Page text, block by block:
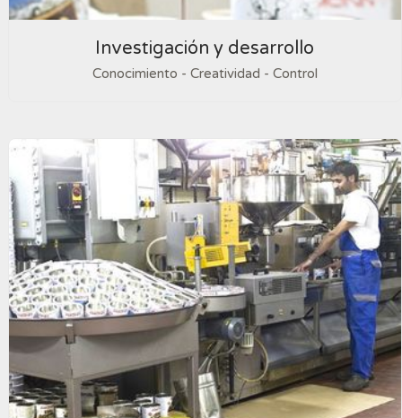
Investigación y desarrollo
Conocimiento - Creatividad - Control